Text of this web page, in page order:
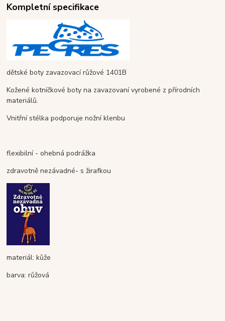
Kompletní specifikace
dětské boty zavazovací růžové 1401B
Kožené kotníčkové boty na zavazovaní vyrobené z přírodních
materiálů.
Vnitřní stélka podporuje nožní klenbu
flexibilní - ohebná podrážka
zdravotně nezávadné- s žirafkou
materiál: kůže
barva: růžová